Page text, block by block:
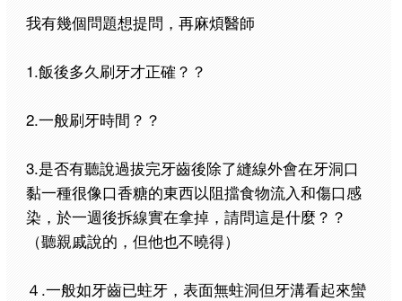
我有幾個問題想提問，再麻煩醫師
1.飯後多久刷牙才正確？？
2.一般刷牙時間？？
3.是否有聽說過拔完牙齒後除了縫線外會在牙洞口
黏一種很像口香糖的東西以阻擋食物流入和傷口感
染，於一週後拆線實在拿掉，請問這是什麼？？
（聽親戚說的，但他也不曉得）
４.一般如牙齒已蛀牙，表面無蛀洞但牙溝看起來蠻